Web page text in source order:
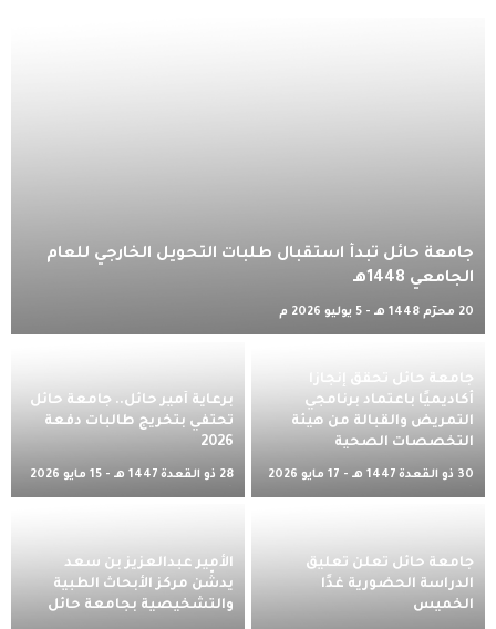
جامعة حائل تبدأ استقبال طلبات التحويل الخارجي للعام
الجامعي 1448هـ
20 محرّم 1448 هـ - 5 يوليو 2026 م
جامعة حائل تحقق إنجازًا
أكاديميًا باعتماد برنامجي
التمريض والقبالة من هيئة
التخصصات الصحية
30 ذو القعدة 1447 هـ - 17 مايو 2026
برعاية أمير حائل.. جامعة حائل
تحتفي بتخريج طالبات دفعة
2026
28 ذو القعدة 1447 هـ - 15 مايو 2026
جامعة حائل تعلن تعليق
الدراسة الحضورية غدًا
الخميس
الأمير عبدالعزيز بن سعد
يدشّن مركز الأبحاث الطبية
والتشخيصية بجامعة حائل